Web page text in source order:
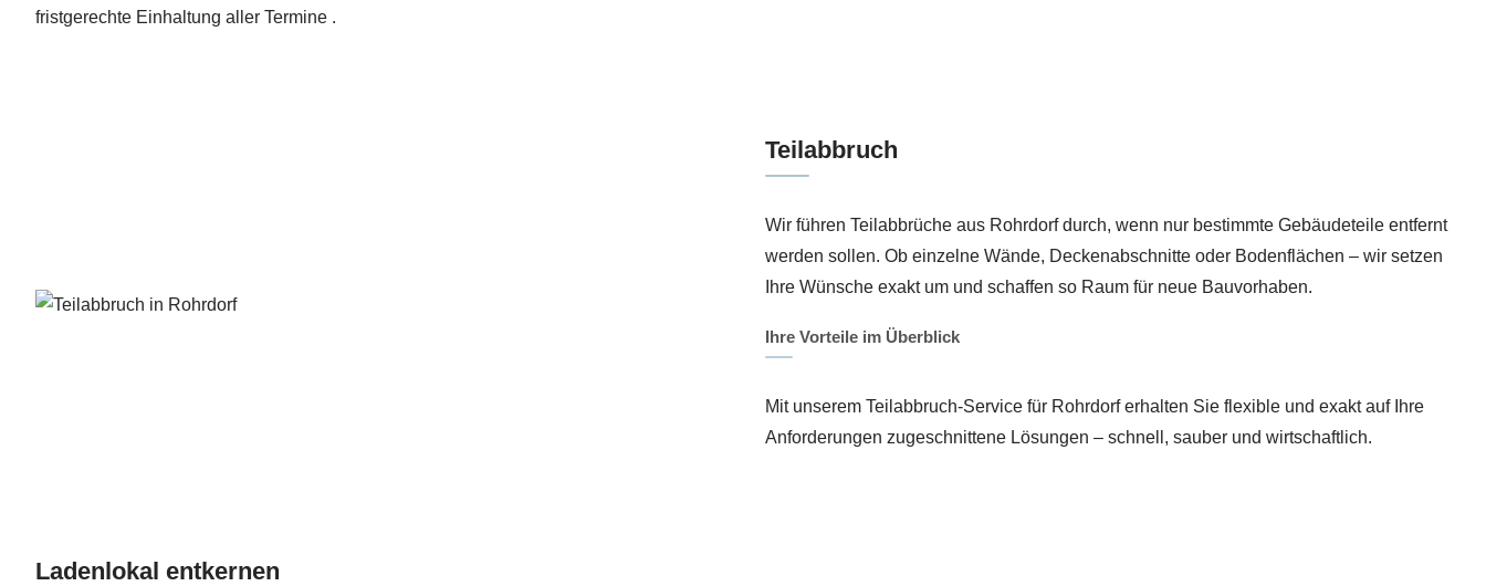
fristgerechte Einhaltung aller Termine .
Teilabbruch
Wir führen Teilabbrüche aus Rohrdorf durch, wenn nur bestimmte Gebäudeteile entfernt
werden sollen. Ob einzelne Wände, Deckenabschnitte oder Bodenflächen – wir setzen
Ihre Wünsche exakt um und schaffen so Raum für neue Bauvorhaben.
Ihre Vorteile im Überblick
Mit unserem Teilabbruch-Service für Rohrdorf erhalten Sie flexible und exakt auf Ihre
Anforderungen zugeschnittene Lösungen – schnell, sauber und wirtschaftlich.
Ladenlokal entkernen